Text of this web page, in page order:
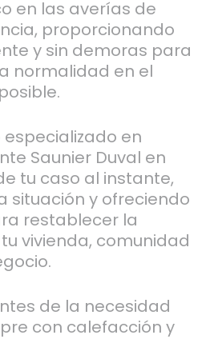
en las averías de
proporcionando
y sin demoras para
normalidad en el
en
Saunier Duval en
tu caso al instante,
situación y ofreciendo
restablecer la
vivienda, comunidad
de la necesidad
con calefacción y